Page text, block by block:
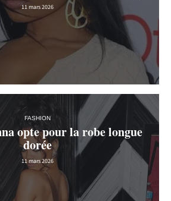
11 mars 2026
FASHION
opte pour la robe longue
dorée
11 mars 2026